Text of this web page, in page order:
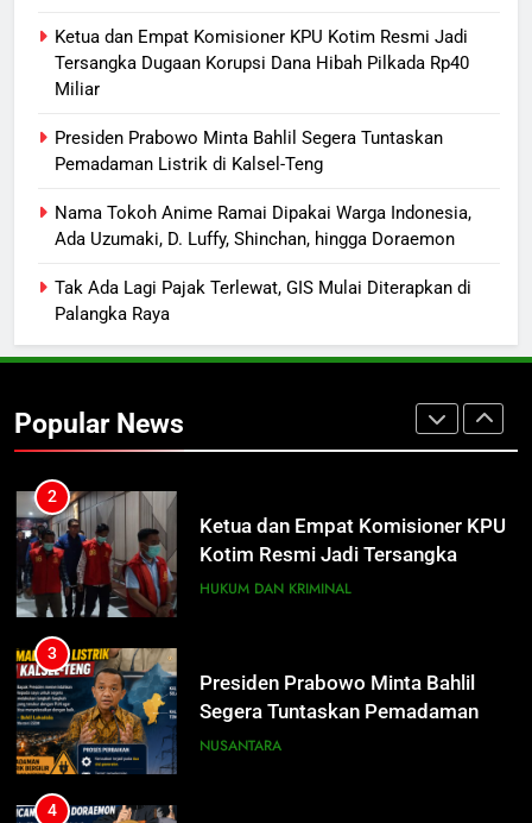
Ketua dan Empat Komisioner KPU Kotim Resmi Jadi
Tersangka Dugaan Korupsi Dana Hibah Pilkada Rp40
Miliar
Presiden Prabowo Minta Bahlil Segera Tuntaskan
Pemadaman Listrik di Kalsel-Teng
Nama Tokoh Anime Ramai Dipakai Warga Indonesia,
Ada Uzumaki, D. Luffy, Shinchan, hingga Doraemon
Tak Ada Lagi Pajak Terlewat, GIS Mulai Diterapkan di
Palangka Raya
Popular News
8
Mantan Wakil Wali Kota Keluhkan
Distribusi BBM Diperkuat,
Pertamina Targetkan Antrean di
ECONOMY
Ketua dan Empat Komisioner KPU
Kotim Resmi Jadi Tersangka
Dugaan Korupsi Dana Hibah
Pilkada Rp40 Miliar
3
Presiden Prabowo Minta Bahlil
Segera Tuntaskan Pemadaman
Listrik di Kalsel-Teng
NUSANTARA
4
Nama Tokoh Anime Ramai Dipakai
Warga Indonesia, Ada Uzumaki, D.
Luffy, Shinchan, hingga Doraemon
NUSANTARA
5